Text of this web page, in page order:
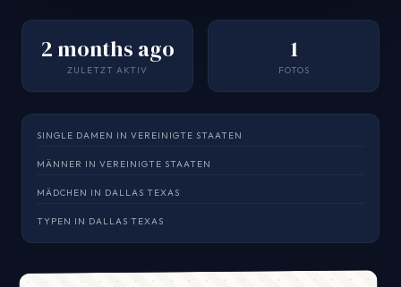
2 months ago
ZULETZT AKTIV
1
FOTOS
SINGLE DAMEN IN VEREINIGTE STAATEN
MÄNNER IN VEREINIGTE STAATEN
MÄDCHEN IN DALLAS TEXAS
TYPEN IN DALLAS TEXAS